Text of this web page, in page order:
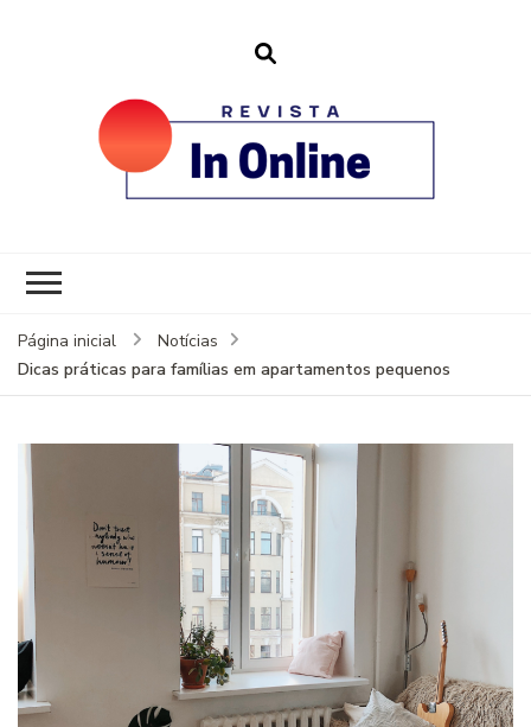
Página inicial
Notícias
Dicas práticas para famílias em apartamentos pequenos